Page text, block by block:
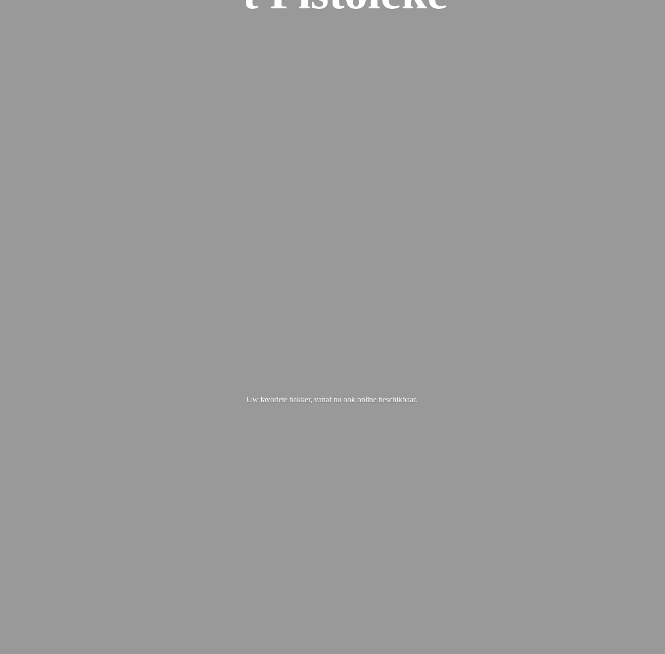
Uw favoriete bakker, vanaf nu ook online beschikbaar.